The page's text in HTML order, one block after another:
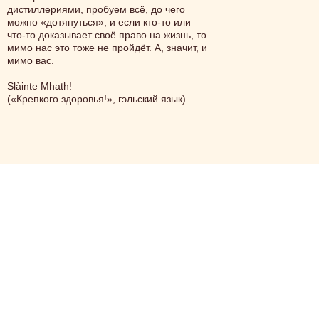
дистиллериями, пробуем всё, до чего
можно «дотянуться», и если кто-то или
что-то доказывает своё право на жизнь, то
мимо нас это тоже не пройдёт. А, значит, и
мимо вас.
Slàinte Mhath!
(«Крепкого здоровья!», гэльский язык)